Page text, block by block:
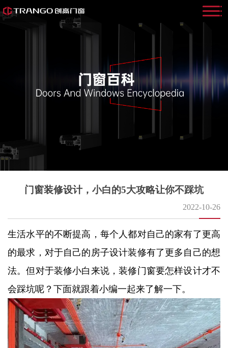
门窗装修设计，小白的5大攻略让你不踩坑
2022-10-26
生活水平的不断提高，每个人都对自己的家有了更高
的最求，对于自己的房子设计装修有了更多自己的想
法。但对于装修小白来说，装修门窗要怎样设计才不
会踩坑呢？下面就跟着小编一起来了解一下。